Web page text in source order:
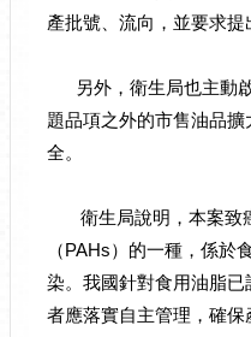
產批號、流向，並要求提
另外，衛生局也主動
題品項之外的市售油品
全。
衛生局說明，本案致
（PAHs）的一種，係於
染。我國針對食用油脂
者應落實自主管理，確